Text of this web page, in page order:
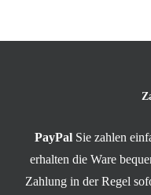
PayPal Sie zahlen
erhalten die Ware
Zahlung in der Regel